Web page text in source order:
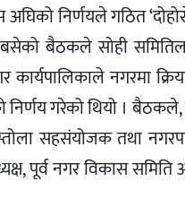
निर्णयले गठित
बैठकले सोही
नगरमा
निर्णय गरेको थियो ।
सहसंयोजक तथा
पूर्व नगर विकास